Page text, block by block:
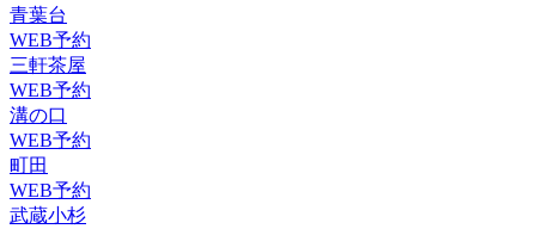
青葉台
WEB予約
三軒茶屋
WEB予約
溝の口
WEB予約
町田
WEB予約
武蔵小杉